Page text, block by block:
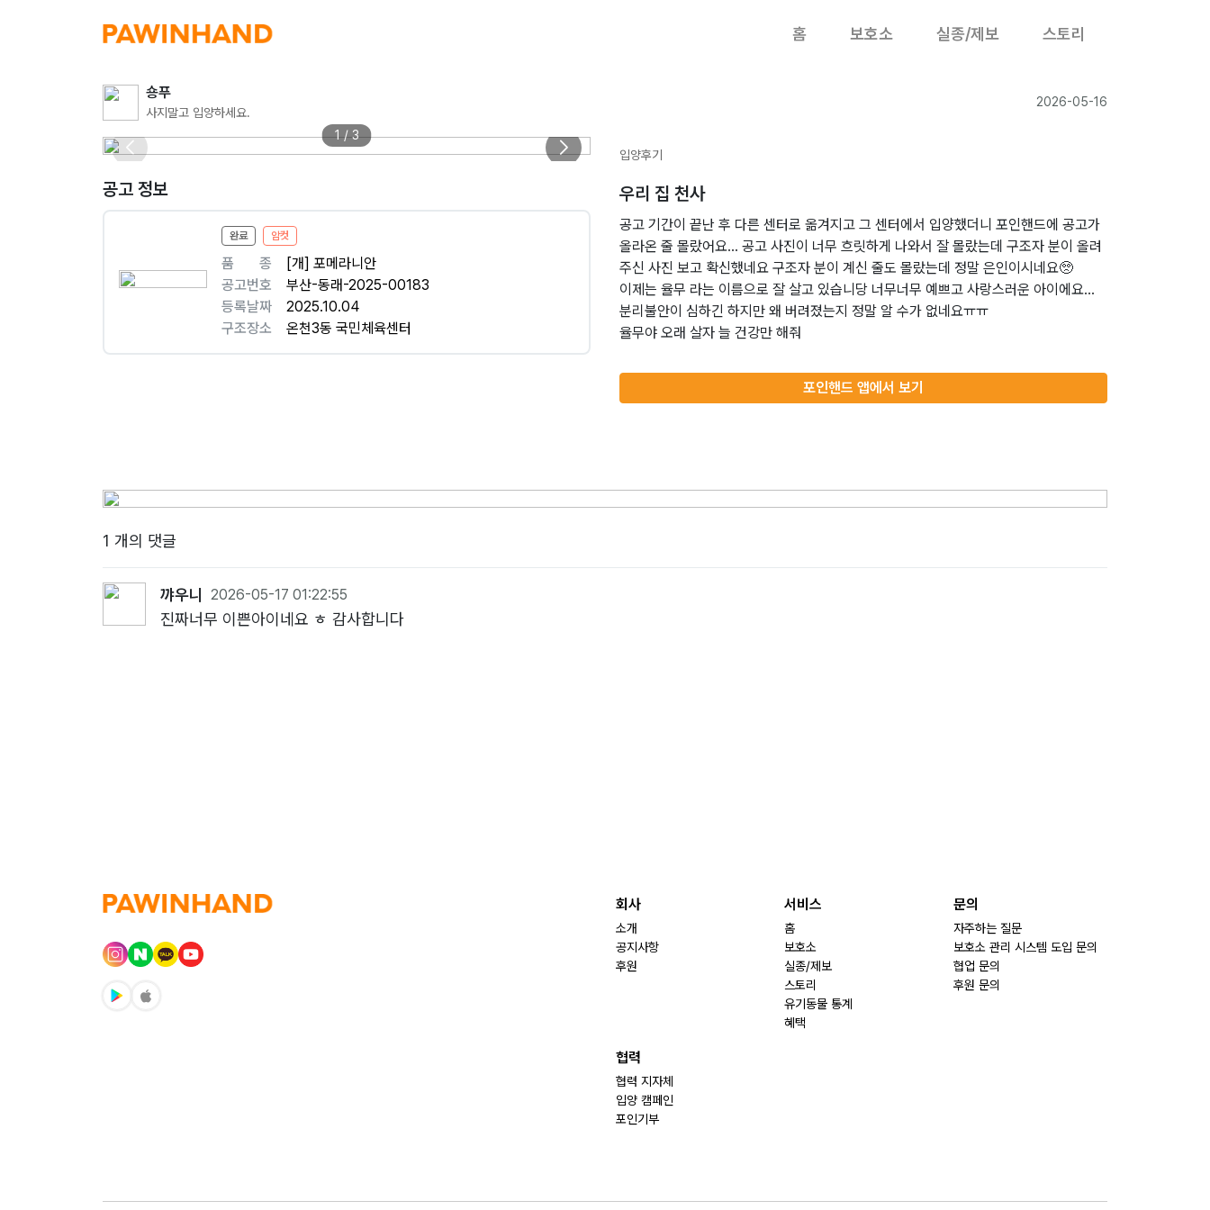
홈 보호소 실종/제보 스토리
숑푸
사지말고 입양하세요.
2026-05-16
1 / 3
공고 정보
완료 암컷
품ㅤㅤ종
[개] 포메라니안
공고번호
부산-동래-2025-00183
등록날짜
2025.10.04
구조장소
온천3동 국민체육센터
입양후기
우리 집 천사
공고 기간이 끝난 후 다른 센터로 옮겨지고 그 센터에서 입양했더니 포인핸드에 공고가
올라온 줄 몰랐어요… 공고 사진이 너무 흐릿하게 나와서 잘 몰랐는데 구조자 분이 올려
주신 사진 보고 확신했네요 구조자 분이 계신 줄도 몰랐는데 정말 은인이시네요🥺
이제는 율무 라는 이름으로 잘 살고 있습니당 너무너무 예쁘고 사랑스러운 아이에요…
분리불안이 심하긴 하지만 왜 버려졌는지 정말 알 수가 없네요ㅠㅠ
율무야 오래 살자 늘 건강만 해줘
포인핸드 앱에서 보기
1 개의 댓글
꺄우니 2026-05-17 01:22:55
진짜너무 이쁜아이네요 ㅎ 감사합니다
회사
소개
공지사항
후원
서비스
홈
보호소
실종/제보
스토리
유기동물 통계
혜택
문의
자주하는 질문
보호소 관리 시스템 도입 문의
협업 문의
후원 문의
협력
협력 지자체
입양 캠페인
포인기부